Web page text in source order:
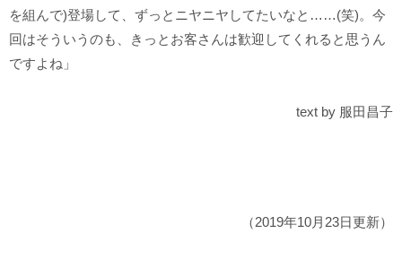
を組んで)登場して、ずっとニヤニヤしてたいなと……(笑)。今
回はそういうのも、きっとお客さんは歓迎してくれると思うん
ですよね」
text by 服田昌子
（2019年10月23日更新）